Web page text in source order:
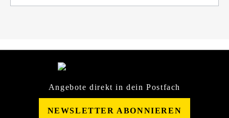
Angebote direkt in dein Postfach
NEWSLETTER ABONNIEREN